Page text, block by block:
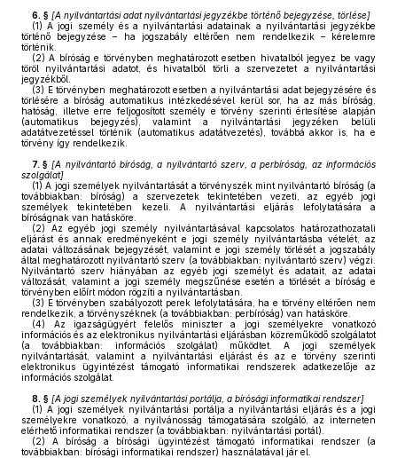
6. § [A nyilvántartási adat nyilvántartási jegyzékbe történő bejegyzése, törlése]
(1) A jogi személy és a nyilvántartási adatainak a nyilvántartási jegyzékbe
történő bejegyzése – ha jogszabály eltérően nem rendelkezik – kérelemre
történik.
(2) A bíróság e törvényben meghatározott esetben hivatalból jegyez be vagy
töröl nyilvántartási adatot, és hivatalból törli a szervezetet a nyilvántartási
jegyzékből.
(3) E törvényben meghatározott esetben a nyilvántartási adat bejegyzésére és
törlésére a bíróság automatikus intézkedésével kerül sor, ha az más bíróság,
hatóság, illetve erre feljogosított személy e törvény szerinti értesítése alapján
(automatikus bejegyzés), valamint a nyilvántartási jegyzéken belüli
adatátvezetéssel történik (automatikus adatátvezetés), továbbá akkor is, ha e
törvény így rendelkezik.
7. § [A nyilvántartó bíróság, a nyilvántartó szerv, a perbíróság, az információs
szolgálat]
(1) A jogi személyek nyilvántartását a törvényszék mint nyilvántartó bíróság (a
továbbiakban: bíróság) a szervezetek tekintetében vezeti, az egyéb jogi
személyek tekintetében kezeli. A nyilvántartási eljárás lefolytatására a
bíróságnak van hatásköre.
(2) Az egyéb jogi személy nyilvántartásával kapcsolatos határozathozatali
eljárást és annak eredményeként e jogi személy nyilvántartásba vételét, az
adatai változásának bejegyzését, valamint e jogi személy törlését a jogszabály
által meghatározott nyilvántartó szerv (a továbbiakban: nyilvántartó szerv) végzi.
Nyilvántartó szerv hiányában az egyéb jogi személyt és adatait, az adatai
változását, valamint a jogi személy megszűnése esetén a törlését a bíróság e
törvényben előírt módon rögzíti a nyilvántartásban.
(3) E törvényben szabályozott perek lefolytatására, ha e törvény eltérően nem
rendelkezik, a törvényszéknek (a továbbiakban: perbíróság) van hatásköre.
(4) Az igazságügyért felelős miniszter a jogi személyekre vonatkozó
információs és az elektronikus nyilvántartási eljárásban közreműködő szolgálatot
(a továbbiakban: információs szolgálat) működtet. A jogi személyek
nyilvántartását, valamint a nyilvántartási eljárást és az e törvény szerinti
elektronikus ügyintézést támogató informatikai rendszerek adatkezelője az
információs szolgálat.
8. § [A jogi személyek nyilvántartási portálja, a bírósági informatikai rendszer]
(1) A jogi személyek nyilvántartási portálja a nyilvántartási eljárás és a jogi
személyekre vonatkozó, a nyilvánosság támogatására szolgáló, az interneten
elérhető informatikai rendszer (a továbbiakban: nyilvántartási portál).
(2) A bíróság a bírósági ügyintézést támogató informatikai rendszer (a
továbbiakban: bírósági informatikai rendszer) használatával jár el.